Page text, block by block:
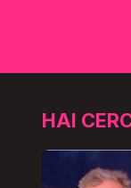
HAI